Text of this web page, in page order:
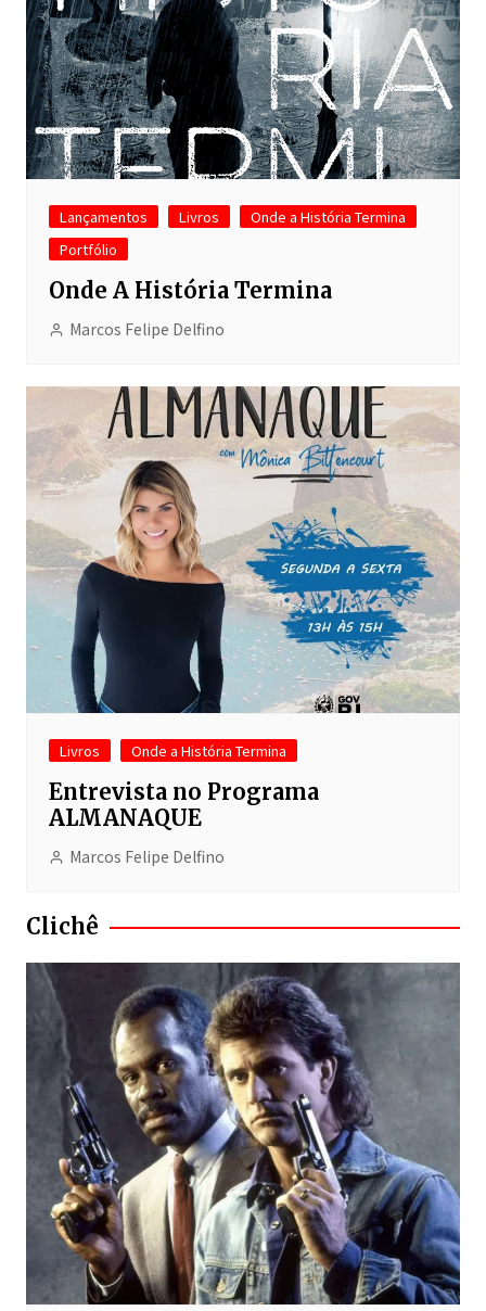
Lançamentos Livros
Onde a História Termina
Portfólio
Onde A História Termina
Marcos Felipe Delfino
Livros Onde a História Termina
Entrevista no Programa
ALMANAQUE
Marcos Felipe Delfino
Clichê